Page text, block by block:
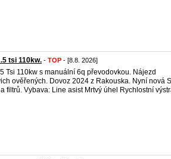
tsi 110kw. - TOP - [8.8. 2026]
Tsi 110kw s manuální 6q převodovkou. Nájezd
ověřených. Dovoz 2024 z Rakouska. Nyní nová
filtrů. Vybava: Line asist Mrtvý úhel Rychlostní